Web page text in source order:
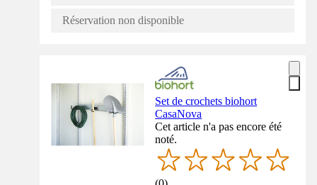
Réservation non disponible
Set de crochets biohort
CasaNova
Cet article n'a pas encore été
noté.